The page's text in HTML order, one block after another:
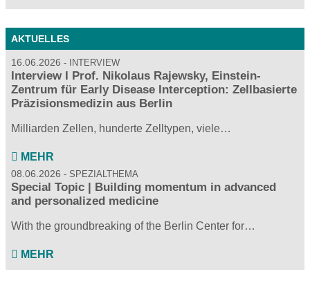
AKTUELLES
16.06.2026 INTERVIEW
Interview I Prof. Nikolaus Rajewsky, Einstein-
Zentrum für Early Disease Interception: Zellbasierte
Präzisionsmedizin aus Berlin
Milliarden Zellen, hunderte Zelltypen, viele…
MEHR
08.06.2026 SPEZIALTHEMA
Special Topic | Building momentum in advanced
and personalized medicine
With the groundbreaking of the Berlin Center for…
MEHR